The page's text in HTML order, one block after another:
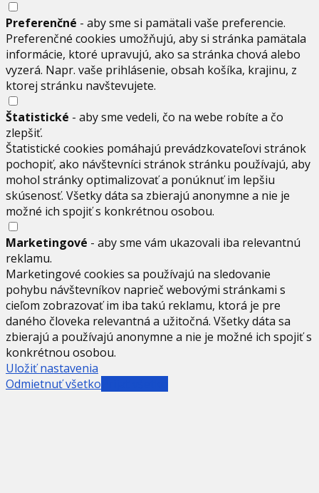
Preferenčné - aby sme si pamätali vaše preferencie.
Preferenčné cookies umožňujú, aby si stránka pamätala
informácie, ktoré upravujú, ako sa stránka chová alebo
vyzerá. Napr. vaše prihlásenie, obsah košíka, krajinu, z
ktorej stránku navštevujete.
Štatistické - aby sme vedeli, čo na webe robíte a čo
zlepšiť.
Štatistické cookies pomáhajú prevádzkovateľovi stránok
pochopiť, ako návštevníci stránok stránku používajú, aby
mohol stránky optimalizovať a ponúknuť im lepšiu
skúsenosť. Všetky dáta sa zbierajú anonymne a nie je
možné ich spojiť s konkrétnou osobou.
Marketingové - aby sme vám ukazovali iba relevantnú
reklamu.
Marketingové cookies sa používajú na sledovanie
pohybu návštevníkov naprieč webovými stránkami s
cieľom zobrazovať im iba takú reklamu, ktorá je pre
daného človeka relevantná a užitočná. Všetky dáta sa
zbierajú a používajú anonymne a nie je možné ich spojiť s
konkrétnou osobou.
Uložiť nastavenia
Odmietnuť všetko